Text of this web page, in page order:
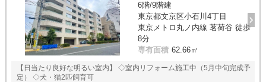
6階/9階建
東京都文京区小石川4丁目
東京メトロ丸ノ内線 茗荷谷 徒歩
8分
専有面積 62.66㎡
【日当たり良好な明るい室内】 ◇室内リフォーム施工中（5月中旬完成予
定） ◇犬・猫2匹飼育可